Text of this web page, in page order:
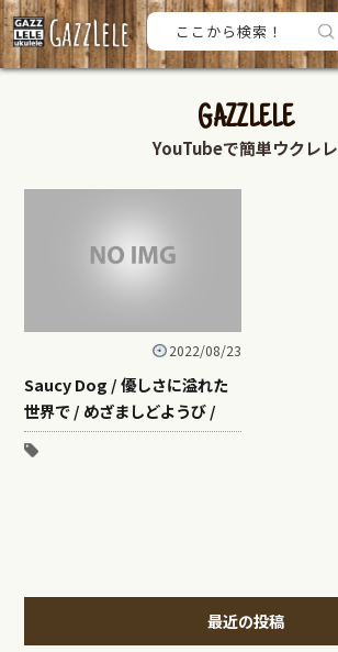
GAZZLELE
YouTubeで簡単ウクレレ
2022/08/23
Saucy Dog / 優しさに溢れた
世界で / めざましどようび /
最近の投稿